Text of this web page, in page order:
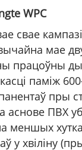
WPC
свае
мае
працоўны
паміж
пры
аснове ПВХ
меншых
у хвіліну